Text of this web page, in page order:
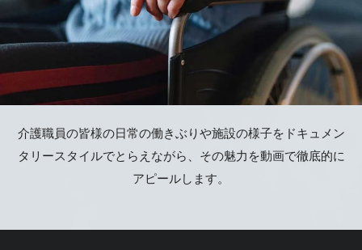
介護職員の皆様の日常の働きぶりや施設の様子をドキュメン
タリースタイルでとらえながら、その魅力を動画で徹底的に
アピールします。